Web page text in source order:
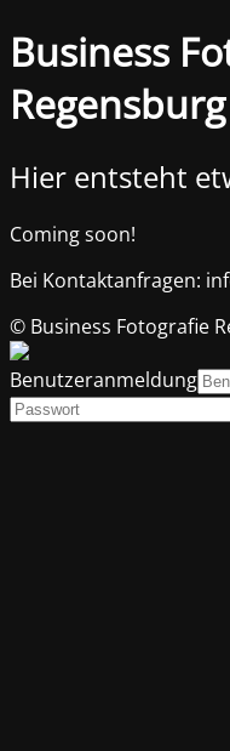
Business
Regensburg
Hier entsteht
Coming soon!
Bei Kontaktanfragen:
© Business Fotografie
Benutzeranmeldung